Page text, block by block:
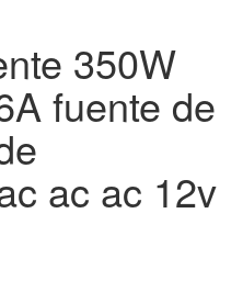
350W
fuente de
ac ac 12v